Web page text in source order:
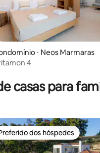
média de 5, 100
⋅ Neos Marmaras
4
casas para
dos hóspedes
dos hóspedes